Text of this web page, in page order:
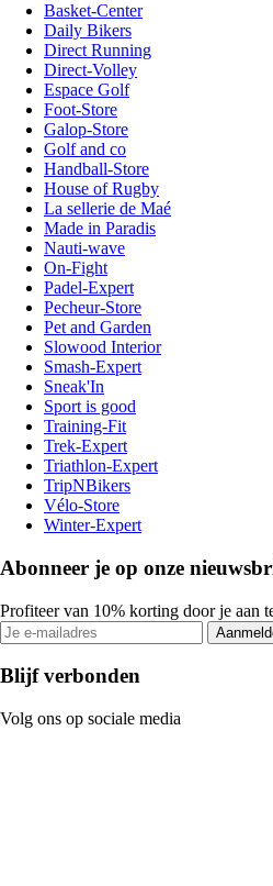
Basket-Center
Daily Bikers
Direct Running
Direct-Volley
Espace Golf
Foot-Store
Galop-Store
Golf and co
Handball-Store
House of Rugby
La sellerie de Maé
Made in Paradis
Nauti-wave
On-Fight
Padel-Expert
Pecheur-Store
Pet and Garden
Slowood Interior
Smash-Expert
Sneak'In
Sport is good
Training-Fit
Trek-Expert
Triathlon-Expert
TripNBikers
Vélo-Store
Winter-Expert
Abonneer je op onze
Profiteer van 10% korting door je aan
Blijf verbonden
Volg ons op sociale media